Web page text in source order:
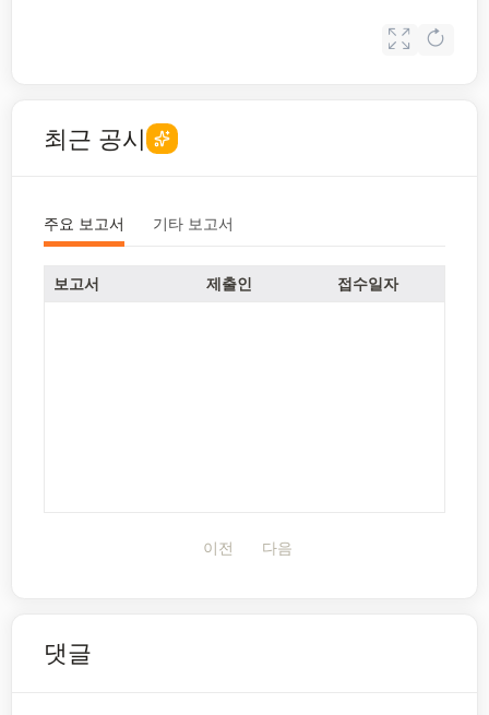
최근 공시
주요 보고서 기타 보고서
보고서 제출인 접수일자
이전 다음
댓글